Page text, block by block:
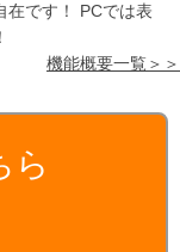
在です！ PCでは表
機能概要一覧＞＞
ら